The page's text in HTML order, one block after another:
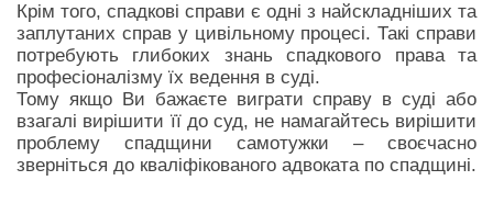
Крім того, спадкові справи є одні з найскладніших та
заплутаних справ у цивільному процесі. Такі справи
потребують глибоких знань спадкового права та
професіоналізму їх ведення в суді.
Тому якщо Ви бажаєте виграти справу в суді або
взагалі вирішити її до суд, не намагайтесь вирішити
проблему спадщини самотужки – своєчасно
зверніться до кваліфікованого адвоката по спадщині.